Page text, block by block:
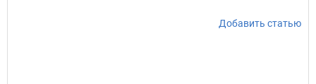
Добавить статью